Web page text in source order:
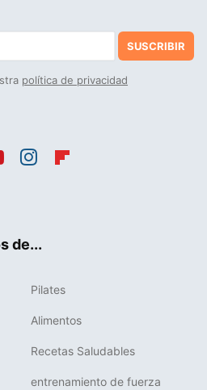
SUSCRIBIR
política de privacidad
de...
Pilates
Alimentos
Recetas Saludables
entrenamiento de fuerza